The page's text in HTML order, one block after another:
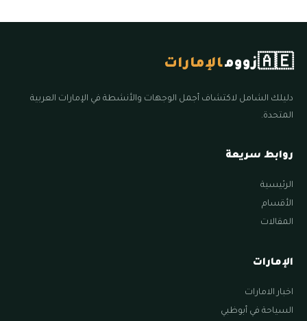
🇦🇪زوومالإمارات
دليلك الشامل لاكتشاف أجمل الوجهات والأنشطة في الإمارات العربية
المتحدة.
روابط سريعة
الرئيسية
الأقسام
المقالات
الإمارات
اخبار الامارات
السياحة في أبوظبي